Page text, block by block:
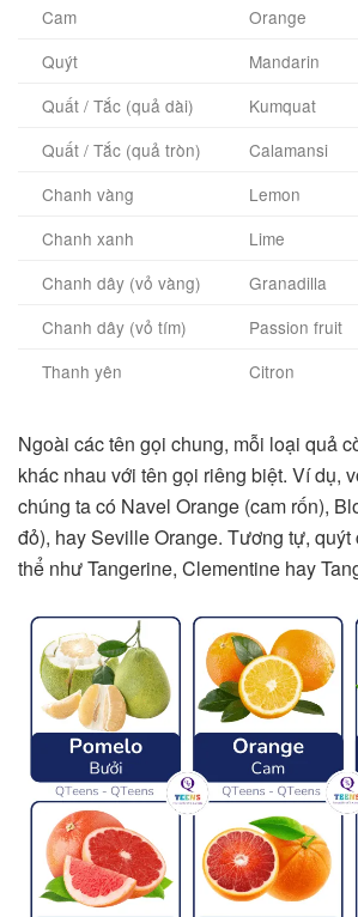
Cam
Orange
Quýt
Mandarin
Quất / Tắc (quả dài)
Kumquat
Quất / Tắc (quả tròn)
Calamansi
Chanh vàng
Lemon
Chanh xanh
Lime
Chanh dây (vỏ vàng)
Granadilla
Chanh dây (vỏ tím)
Passion fruit
Thanh yên
Citron
Ngoài các tên gọi chung, mỗi loại quả
khác nhau với tên gọi riêng biệt. Ví dụ,
chúng ta có Navel Orange (cam rốn),
đỏ), hay Seville Orange. Tương tự, quýt
thể như Tangerine, Clementine hay